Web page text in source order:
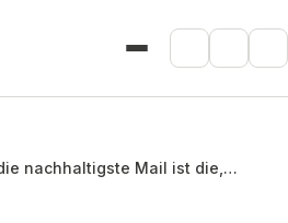
nachhaltigste Mail ist die,…